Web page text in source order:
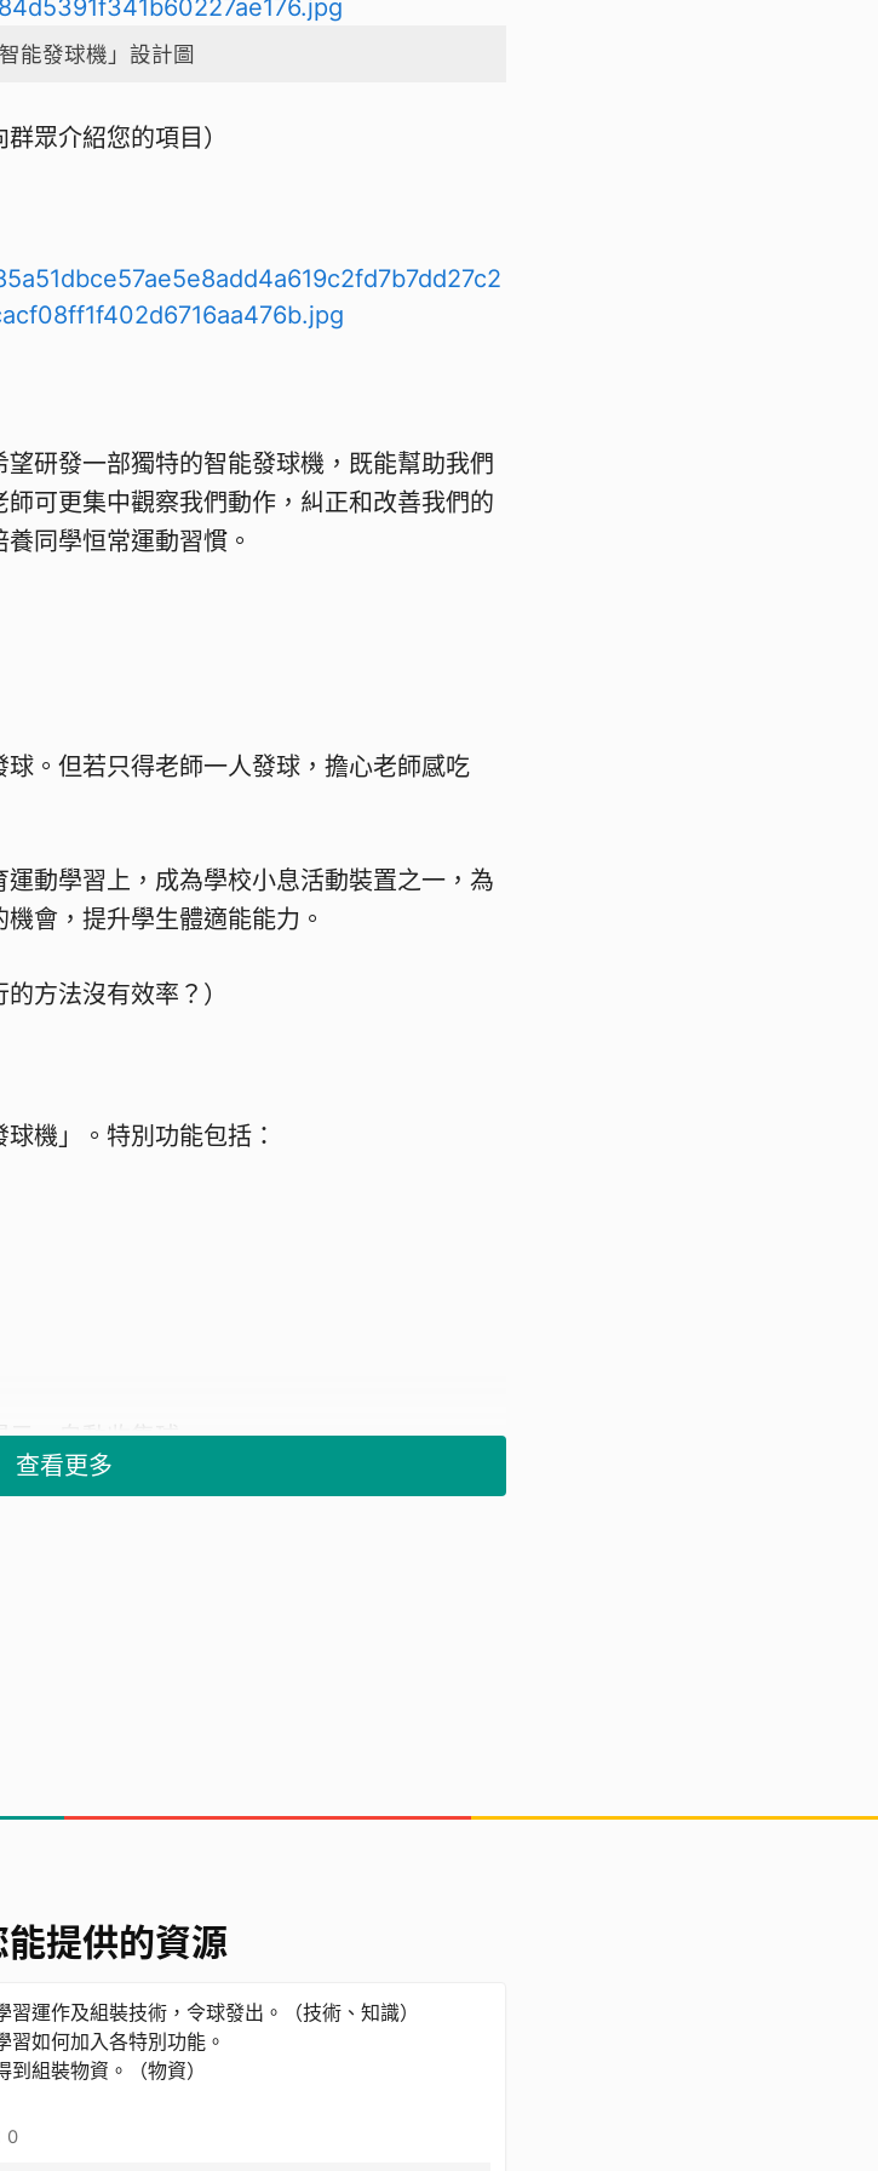
智能發球機」設計圖
眾介紹您的項目）
研發一部獨特的智能發球機，既能幫助我們
可更集中觀察我們動作，糾正和改善我們的
同學恒常運動習慣。
。但若只得老師一人發球，擔心老師感吃
動學習上，成為學校小息活動裝置之一，為
會，提升學生體適能能力。
方法沒有效率？）
機」。特別功能包括：
示、自動收集球。
及學習技術等。
資源，不論是人力、技術、資金、物資以及
查看更多
提供的資源
習運作及組裝技術，令球發出。（技術、知識）
習如何加入各特別功能。
到組裝物資。（物資）
0